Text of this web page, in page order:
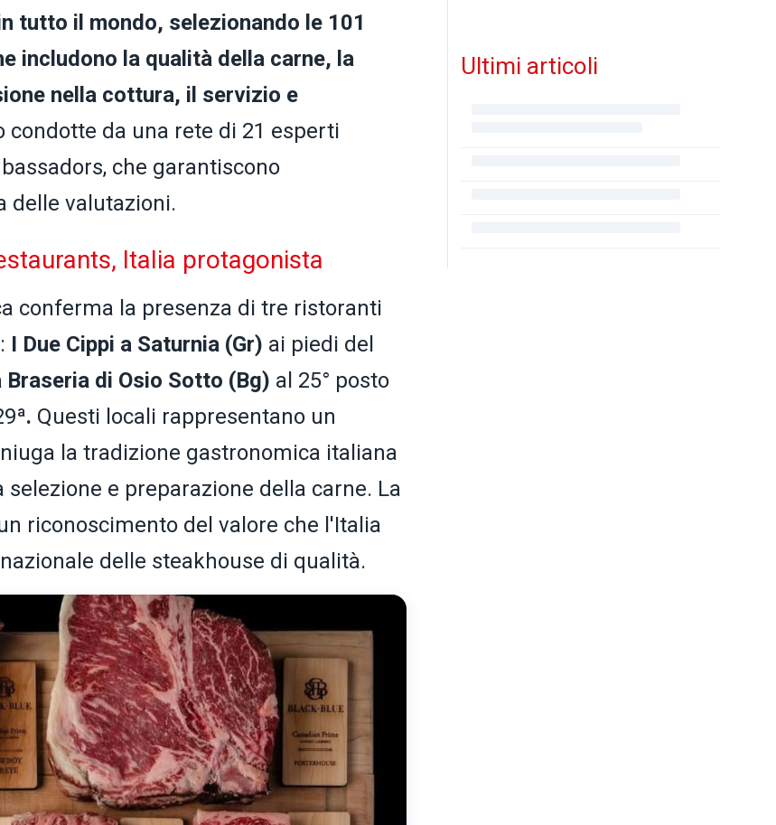
tutto il mondo, selezionando le 101
includono la qualità della carne, la
nella cottura, il servizio e
condotte da una rete di 21 esperti
che garantiscono
delle valutazioni.
Italia protagonista
conferma la presenza di tre ristoranti
I Due Cippi a Saturnia (Gr) ai piedi del
Braseria di Osio Sotto (Bg) al 25° posto
. Questi locali rappresentano un
la tradizione gastronomica italiana
e preparazione della carne. La
riconoscimento del valore che l'Italia
delle steakhouse di qualità.
Ultimi articoli